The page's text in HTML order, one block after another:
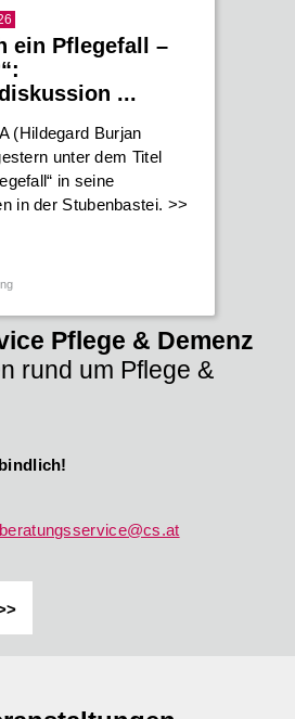
ein Pflegefall –
...
(Hildegard Burjan
unter dem Titel
in seine
in der Stubenbastei. >>
Pflege & Demenz
rund um Pflege &
beratungsservice@cs.at